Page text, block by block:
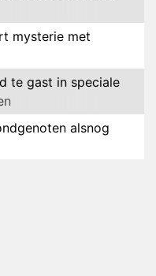
mysterie met
te gast in speciale
alsnog